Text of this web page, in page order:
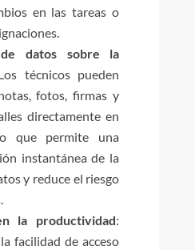
en las tareas o
datos sobre la
técnicos pueden
fotos, firmas y
directamente en
que permite una
instantánea de la
y reduce el riesgo
la productividad:
facilidad de acceso